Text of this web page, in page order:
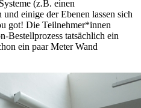
(z.B. einen
einige der Ebenen lassen sich
got! Die Teilnehmer*innen
Bestellprozess tatsächlich ein
ein paar Meter Wand